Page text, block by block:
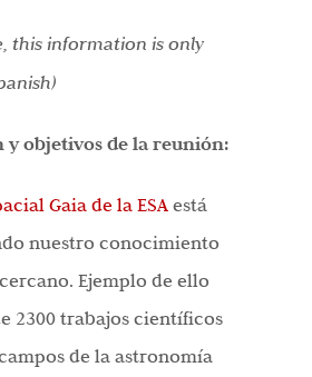
this information is only
y objetivos de la reunión:
Gaia de la ESAestá
nuestro conocimiento
Ejemplo de ello
2300 trabajos científicos
de la astronomía